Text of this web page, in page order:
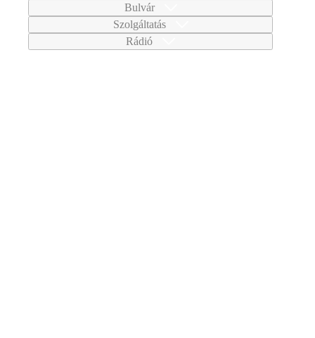
Bulvár
Szolgáltatás
Rádió